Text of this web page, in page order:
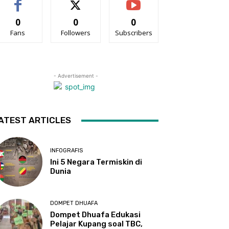
0
Fans
0
Followers
0
Subscribers
- Advertisement -
ARTICLES
INFOGRAFIS
Ini 5 Negara Termiskin di
Dunia
DOMPET DHUAFA
Dompet Dhuafa Edukasi
Pelajar Kupang soal TBC,